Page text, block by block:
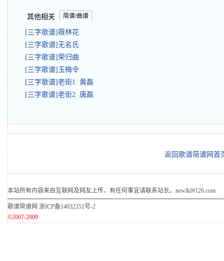
其他相关 简谱/曲谱
[三字歌谱]薇林花
[三字歌谱]无名氏
[三字歌谱]荣归曲
[三字歌谱]玉梅令
[三字歌谱]老街1 黄磊
[三字歌谱]老街2 唐磊
返回歌谱简谱网首
本站所有内容来自互联网及网友上传，有任何事宜请联系站长。newlkf#126.com
歌谱简谱网 浙ICP备14032351号-2
©2007-2009